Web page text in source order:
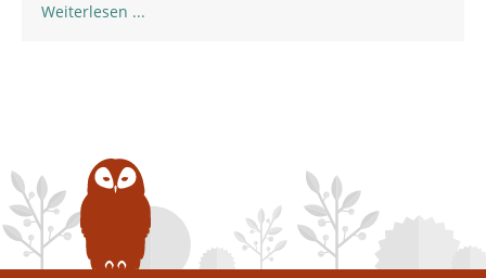
Weiterlesen